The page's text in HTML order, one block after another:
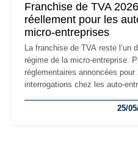
Franchise de TVA
réellement pour les
micro-entreprises
La franchise de TVA reste l’un
régime de la micro-entreprise.
réglementaires annoncées
interrogations chez les auto-
facturation ou risque de
25/